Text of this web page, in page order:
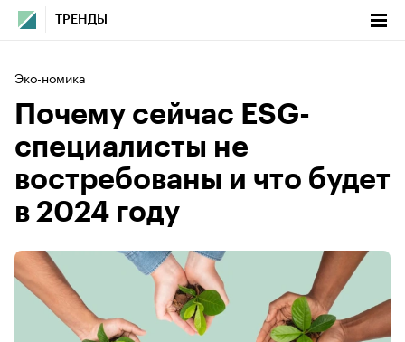
ТРЕНДЫ
Эко-номика
Почему сейчас ESG-
специалисты не
востребованы и что будет
в 2024 году